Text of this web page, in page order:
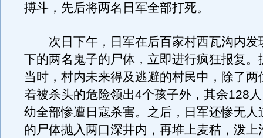
搏斗，先后将两名日军全部打死。
次日下午，日军在后百家村西瓦沟内发
下的两名鬼子的尸体，立即进行疯狂报复。
当时，村内未来得及逃避的村民中，除了两
着被杀头的危险领出4个孩子外，其余128
幼全部惨遭日寇杀害。之后，日军还惨无人
的尸体抛入两口深井内，再堆上麦秸，泼上